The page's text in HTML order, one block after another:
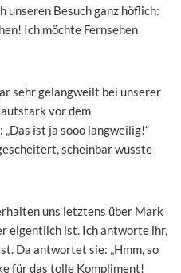
unseren Besuch ganz höflich:
Ich möchte Fernsehen
sehr gelangweilt bei unserer
vor dem
ist ja sooo langweilig!“
scheinbar wusste
uns letztens über Mark
eigentlich ist. Ich antworte ihr,
Da antwortet sie: „Hmm, so
für das tolle Kompliment!